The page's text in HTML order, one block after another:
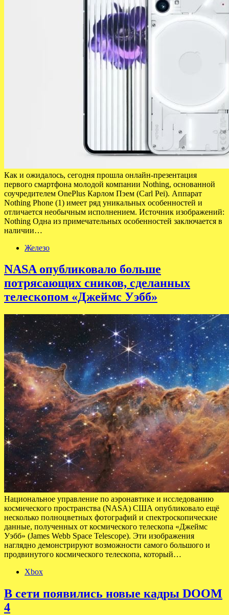
Как и ожидалось, сегодня прошла онлайн-презентация
первого смартфона молодой компании Nothing, основанной
соучредителем OnePlus Карлом Пэем (Carl Pei). Аппарат
Nothing Phone (1) имеет ряд уникальных особенностей и
отличается необычным исполнением. Источник изображений:
Nothing Одна из примечательных особенностей заключается в
наличии…
Железо
NASA опубликовало больше
потрясающих сников, сделанных
телескопом «Джеймс Уэбб»
Национальное управление по аэронавтике и исследованию
космического пространства (NASA) США опубликовало ещё
несколько полноцветных фотографий и спектроскопические
данные, полученных от космического телескопа «Джеймс
Уэбб» (James Webb Space Telescope). Эти изображения
наглядно демонстрируют возможности самого большого и
продвинутого космического телескопа, который…
Xbox
В сети появились новые кадры DOOM
4